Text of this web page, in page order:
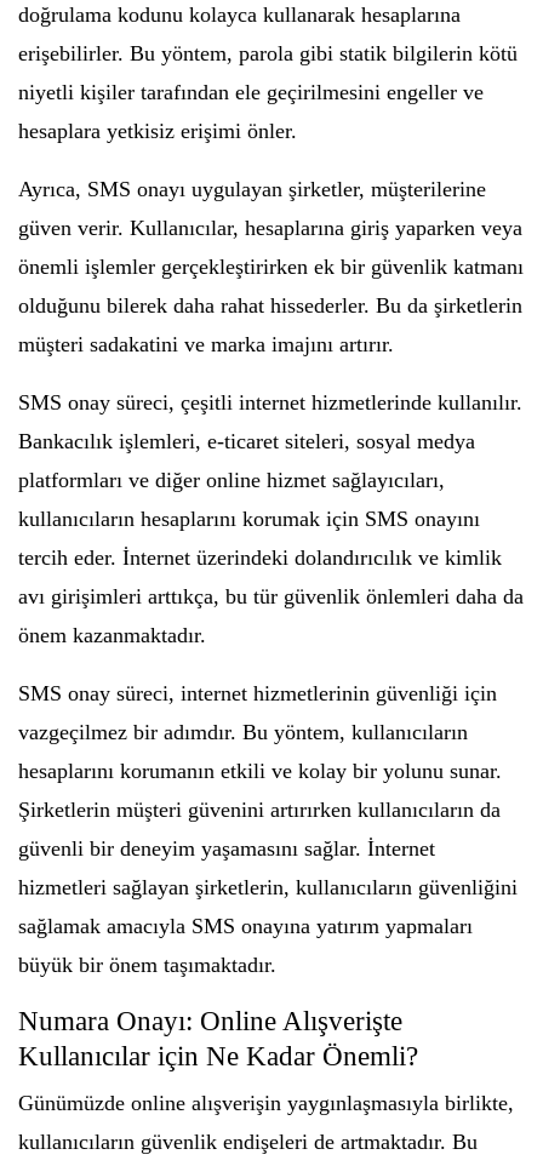
doğrulama kodunu kolayca kullanarak hesaplarına
erişebilirler. Bu yöntem, parola gibi statik bilgilerin kötü
niyetli kişiler tarafından ele geçirilmesini engeller ve
hesaplara yetkisiz erişimi önler.
Ayrıca, SMS onayı uygulayan şirketler, müşterilerine
güven verir. Kullanıcılar, hesaplarına giriş yaparken veya
önemli işlemler gerçekleştirirken ek bir güvenlik katmanı
olduğunu bilerek daha rahat hissederler. Bu da şirketlerin
müşteri sadakatini ve marka imajını artırır.
SMS onay süreci, çeşitli internet hizmetlerinde kullanılır.
Bankacılık işlemleri, e-ticaret siteleri, sosyal medya
platformları ve diğer online hizmet sağlayıcıları,
kullanıcıların hesaplarını korumak için SMS onayını
tercih eder. İnternet üzerindeki dolandırıcılık ve kimlik
avı girişimleri arttıkça, bu tür güvenlik önlemleri daha da
önem kazanmaktadır.
SMS onay süreci, internet hizmetlerinin güvenliği için
vazgeçilmez bir adımdır. Bu yöntem, kullanıcıların
hesaplarını korumanın etkili ve kolay bir yolunu sunar.
Şirketlerin müşteri güvenini artırırken kullanıcıların da
güvenli bir deneyim yaşamasını sağlar. İnternet
hizmetleri sağlayan şirketlerin, kullanıcıların güvenliğini
sağlamak amacıyla SMS onayına yatırım yapmaları
büyük bir önem taşımaktadır.
Numara Onayı: Online Alışverişte
Kullanıcılar için Ne Kadar Önemli?
Günümüzde online alışverişin yaygınlaşmasıyla birlikte,
kullanıcıların güvenlik endişeleri de artmaktadır. Bu